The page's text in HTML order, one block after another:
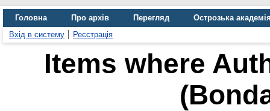
Головна Про архів Перегляд
Острозька
Вхід в систему
Реєстрація
Items where